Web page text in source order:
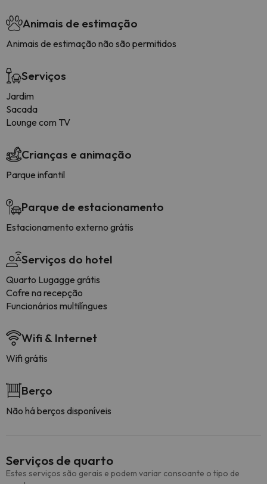
Animais de estimação
Animais de estimação não são permitidos
Serviços
Jardim
Sacada
Lounge com TV
Crianças e animação
Parque infantil
Parque de estacionamento
Estacionamento externo grátis
Serviços do hotel
Quarto Lugagge grátis
Cofre na recepção
Funcionários multilíngues
Wifi & Internet
Wifi grátis
Berço
Não há berços disponíveis
Serviços de quarto
Estes serviços são gerais e podem variar consoante o tipo de